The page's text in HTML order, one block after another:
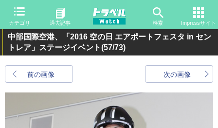
カテゴリ 過去記事 検索 Impressサイト
中部国際空港、「2016 空の日 エアポートフェスタ in セン
トレア」ステージイベント(57/73)
前の画像 次の画像